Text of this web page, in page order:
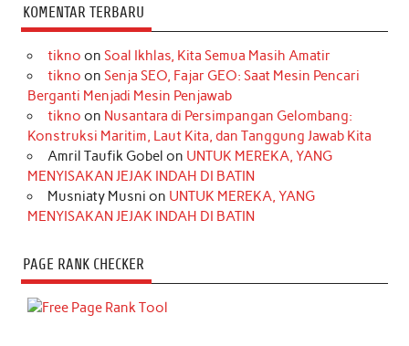
KOMENTAR TERBARU
tikno on Soal Ikhlas, Kita Semua Masih Amatir
tikno on Senja SEO, Fajar GEO: Saat Mesin Pencari
Berganti Menjadi Mesin Penjawab
tikno on Nusantara di Persimpangan Gelombang:
Konstruksi Maritim, Laut Kita, dan Tanggung Jawab Kita
Amril Taufik Gobel on UNTUK MEREKA, YANG
MENYISAKAN JEJAK INDAH DI BATIN
Musniaty Musni on UNTUK MEREKA, YANG
MENYISAKAN JEJAK INDAH DI BATIN
PAGE RANK CHECKER